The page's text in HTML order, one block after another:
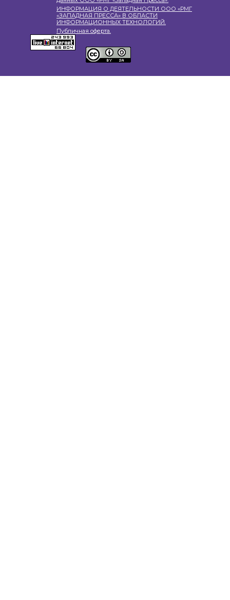
ИНФОРМАЦИЯ О ДЕЯТЕЛЬНОСТИ ООО «РМГ
«ЗАПАДНАЯ ПРЕССА» В ОБЛАСТИ
ИНФОРМАЦИОННЫХ ТЕХНОЛОГИЙ.
Публичная оферта.